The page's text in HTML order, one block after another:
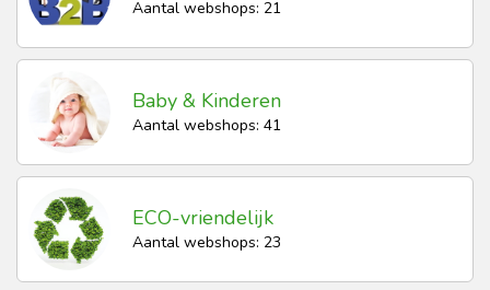
Aantal webshops: 21
Baby & Kinderen
Aantal webshops: 41
ECO-vriendelijk
Aantal webshops: 23